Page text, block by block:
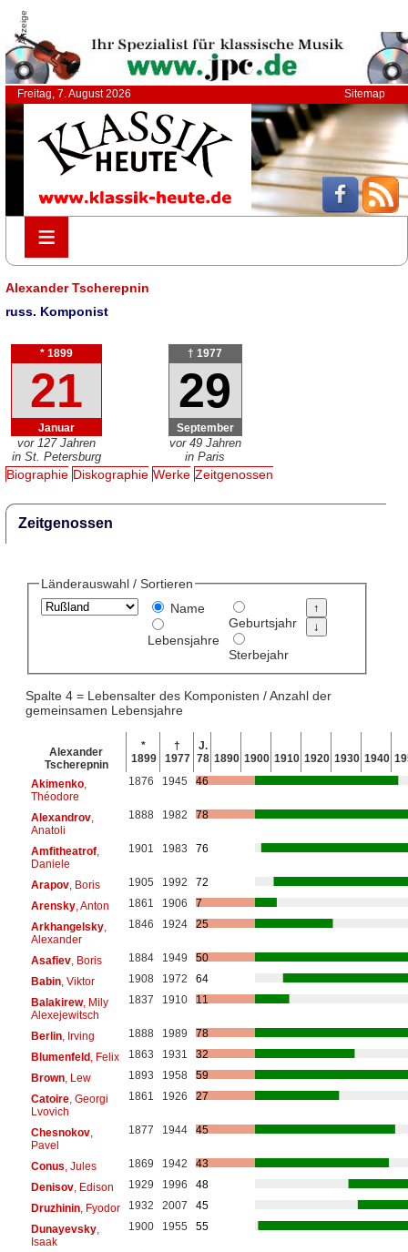
Anzeige
Freitag, 7. August 2026 Sitemap
≡
≡
Alexander Tscherepnin
russ. Komponist
* 1899
21
Januar
vor 127 Jahren
in St. Petersburg
† 1977
29
September
vor 49 Jahren
in Paris
Biographie Diskographie Werke Zeitgenossen
Zeitgenossen
Länderauswahl / Sortieren
Name
Lebensjahre
Geburtsjahr
Sterbejahr
Spalte 4 = Lebensalter des Komponisten / Anzahl der
gemeinsamen Lebensjahre
Alexander
Tscherepnin
*
1899
†
1977
J.
78 1890 1900 1910 1920 1930 1940
Akimenko,
Théodore
1876 1945 46
Alexandrov,
Anatoli
1888 1982 78
Amfitheatrof,
Daniele
1901 1983 76
Arapov, Boris 1905 1992
72
Arensky, Anton 1861 1906
7
Arkhangelsky,
Alexander
1846 1924 25
Asafiev, Boris 1884 1949
50
Babin, Viktor 1908 1972
64
Balakirew, Mily
Alexejewitsch
1837 1910 11
Berlin, Irving 1888 1989
78
Blumenfeld, Felix 1863 1931
32
Brown, Lew 1893 1958
59
Catoire, Georgi
Lvovich
1861 1926 27
Chesnokov,
Pavel
1877 1944 45
Conus , Jules 1869 1942
43
Denisov, Edison 1929 1996
48
Druzhinin, Fyodor 1932 2007
45
Dunayevsky,
Isaak
1900 1955 55